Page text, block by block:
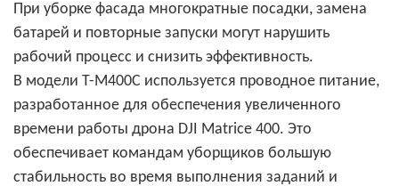
При уборке фасада многократные посадки, замена
батарей и повторные запуски могут нарушить
рабочий процесс и снизить эффективность.
В модели T-M400C используется проводное питание,
разработанное для обеспечения увеличенного
времени работы дрона DJI Matrice 400. Это
обеспечивает командам уборщиков большую
стабильность во время выполнения заданий и